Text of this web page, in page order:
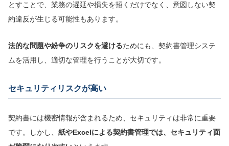
とすことで、業務の遅延や損失を招くだけでなく、意図しない契
約違反が生じる可能性もあります。
法的な問題や紛争のリスクを避けるためにも、契約書管理システ
ムを活用し、適切な管理を行うことが大切です。
セキュリティリスクが高い
契約書には機密情報が含まれるため、セキュリティは非常に重要
です。しかし、 紙やExcelによる契約書管理では、セキュリティ面